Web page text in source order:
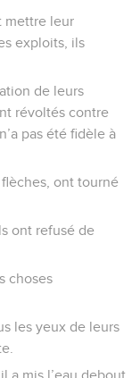
mettre leur
exploits, ils
de leurs
révoltés contre
pas été fidèle à
flèches, ont tourné
ont refusé de
choses
les yeux de leurs
a mis l’eau debout